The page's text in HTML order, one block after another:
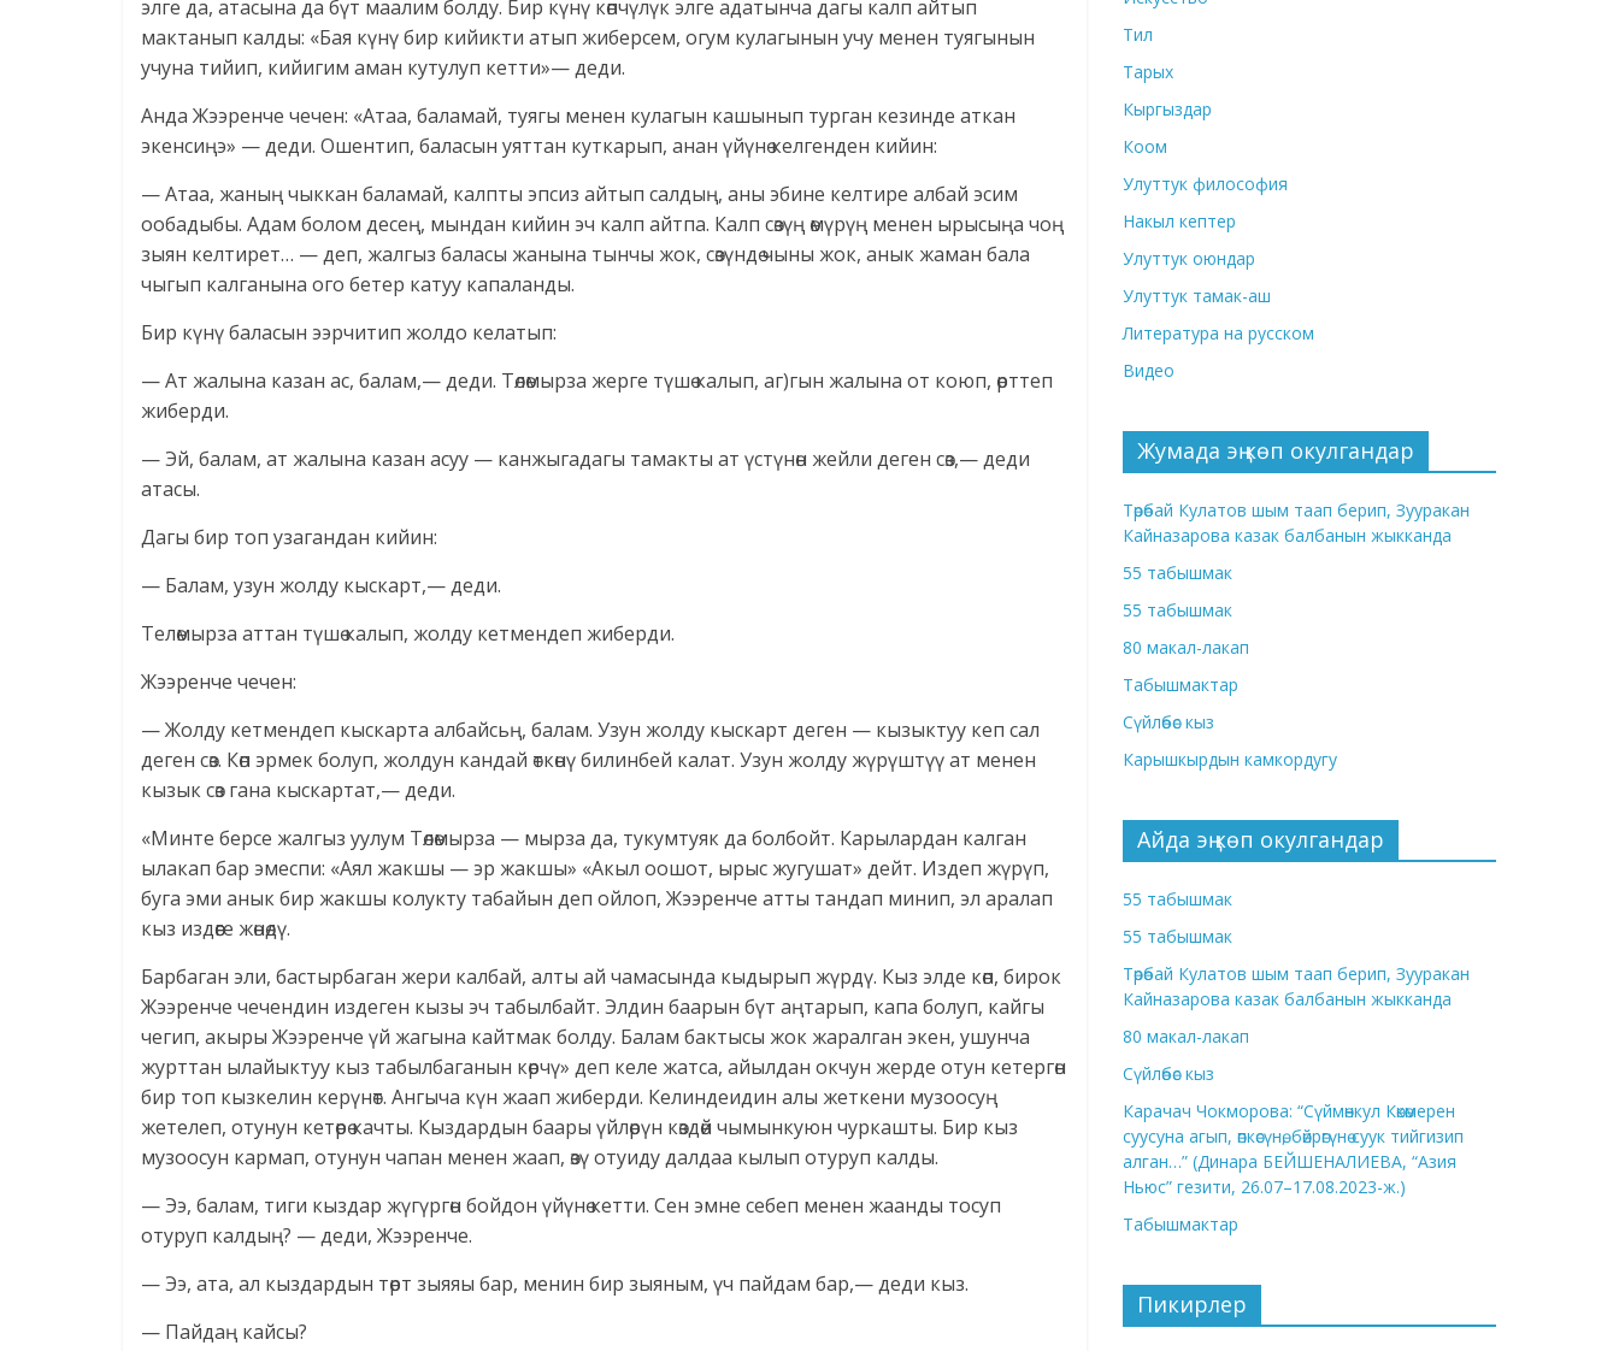
элге да, атасына да бүт маалим болду. Бир күнү көпчүлүк элге адатынча дагы калп айтып
мактанып калды: «Бая күнү бир кийикти атып жиберсем, огум кулагынын учу менен туягынын
учуна тийип, кийигим аман кутулуп кетти»— деди.
Анда Жээренче чечен: «Атаа, баламай, туягы менен кулагын кашынып турган кезинде аткан
экенсиңэ» — деди. Ошентип, баласын уяттан куткарып, анан үйүнө келгенден кийин:
— Атаа, жаның чыккан баламай, калпты эпсиз айтып салдың, аны эбине келтире албай эсим
ообадыбы. Адам болом десең, мындан кийин эч калп айтпа. Калп сөзүң өмүрүң менен ырысыңа чоң
зыян келтирет… — деп, жалгыз баласы жанына тынчы жок, сөзүндө чыны жок, анык жаман бала
чыгып калганына ого бетер катуу капаланды.
Бир күнү баласын ээрчитип жолдо келатып:
— Ат жалына казан ас, балам,— деди. Төлөмырза жерге түшө калып, аг)гын жалына от коюп, өрттеп
жиберди.
— Эй, балам, ат жалына казан асуу — канжыгадагы тамакты ат үстүнөн жейли деген сөз,— деди
атасы.
Дагы бир топ узагандан кийин:
— Балам, узун жолду кыскарт,— деди.
Телөмырза аттан түшө калып, жолду кетмендеп жиберди.
Жээренче чечен:
— Жолду кетмендеп кыскарта албайсьң, балам. Узун жолду кыскарт деген — кызыктуу кеп сал
деген сөз. Көп эрмек болуп, жолдун кандай өткөнү билинбей калат. Узун жолду жүрүштүү ат менен
кызык сөз гана кыскартат,— деди.
«Минте берсе жалгыз уулум Төлөмырза — мырза да, тукумтуяк да болбойт. Карылардан калган
ылакап бар эмеспи: «Аял жакшы — эр жакшы» «Акыл оошот, ырыс жугушат» дейт. Издеп жүрүп,
буга эми анык бир жакшы колукту табайын деп ойлоп, Жээренче атты тандап минип, эл аралап
кыз издөөге жөнөдү.
Барбаган эли, бастырбаган жери калбай, алты ай чамасында кыдырып жүрдү. Кыз элде көп, бирок
Жээренче чечендин издеген кызы эч табылбайт. Элдин баарын бүт аңтарып, капа болуп, кайгы
чегип, акыры Жээренче үй жагына кайтмак болду. Балам бактысы жок жаралган экен, ушунча
журттан ылайыктуу кыз табылбаганын көрчү» деп келе жатса, айылдан окчун жерде отун кетергөн
бир топ кызкелин керүнөт. Ангыча күн жаап жиберди. Келиндеидин алы жеткени музоосуң
жетелеп, отунун кетөрө качты. Кыздардын баары үйлөрүн көздөй чымынкуюн чуркашты. Бир кыз
музоосун кармап, отунун чапан менен жаап, өзү отуиду далдаа кылып отуруп калды.
— Ээ, балам, тиги кыздар жүгүргөн бойдон үйүнө кетти. Сен эмне себеп менен жаанды тосуп
отуруп калдың? — деди, Жээренче.
— Ээ, ата, ал кыздардын төрт зыяяы бар, менин бир зыяным, үч пайдам бар,— деди кыз.
— Пайдаң кайсы?
Тил
Тарых
Кыргыздар
Коом
Улуттук философия
Накыл кептер
Улуттук оюндар
Улуттук тамак-аш
Литература на русском
Видео
Жумада эң көп окулгандар
Төрөбай Кулатов шым таап берип, Зууракан
Кайназарова казак балбанын жыкканда
55 табышмак
55 табышмак
80 макал-лакап
Табышмактар
Сүйлөбөс кыз
Карышкырдын камкордугу
Айда эң көп окулгандар
55 табышмак
55 табышмак
Төрөбай Кулатов шым таап берип, Зууракан
Кайназарова казак балбанын жыкканда
80 макал-лакап
Сүйлөбөс кыз
Карачач Чокморова: “Сүймөнкул Көкөмерен
суусуна агып, өпкөсүнө, бөйрөгүнө суук тийгизип
алган…” (Динара БЕЙШЕНАЛИЕВА, “Азия
Ньюс” гезити, 26.07–17.08.2023-ж.)
Табышмактар
Пикирлер